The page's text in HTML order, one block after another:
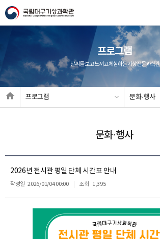
프로그램
날씨를 보고 느끼고 체험하는 기상전문과학관
프로그램 문화·행사
문화·행사
2026년 전시관 평일 단체 시간표 안내
작성일 2026/01/04 00:00 조회 1,395